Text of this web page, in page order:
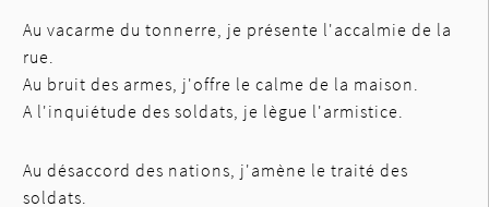
Au vacarme du tonnerre, je présente l'accalmie de la
rue.
Au bruit des armes, j'offre le calme de la maison.
A l'inquiétude des soldats, je lègue l'armistice.
Au désaccord des nations, j'amène le traité des
soldats.